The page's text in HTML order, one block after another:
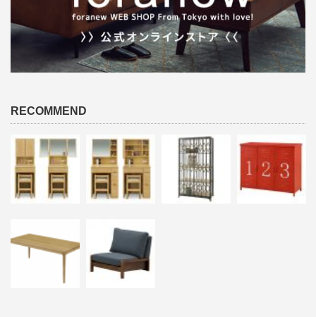
RECOMMEND